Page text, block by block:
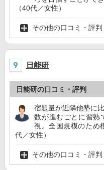
（40代／女性）
その他の口コミ・評判
日能研
日能研の口コミ・評判
宿題量が近隣他塾に
数が進むごとに習熟
視。全国規模のため
代／女性）
その他の口コミ・評判